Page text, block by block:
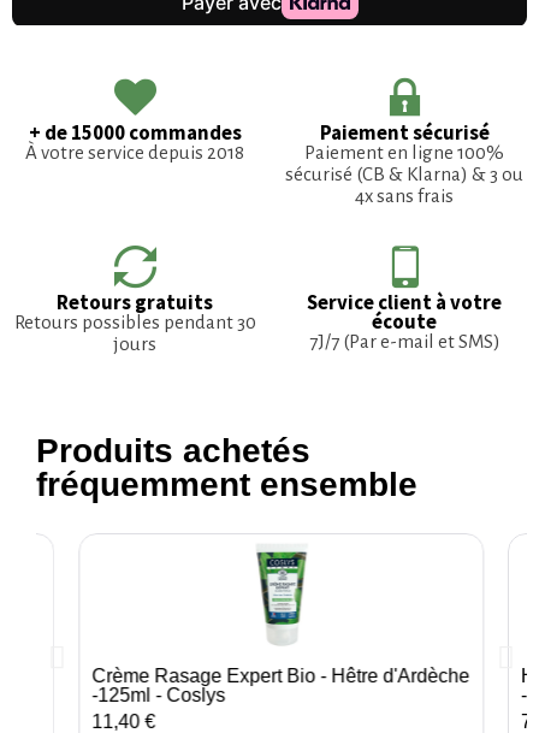
+ de 15000 commandes
À votre service depuis 2018
Paiement sécurisé
Paiement en ligne 100%
sécurisé (CB & Klarna) & 3 ou
4x sans frais
Retours gratuits
Retours possibles pendant 30
jours
Service client à votre
écoute
7J/7 (Par e-mail et SMS)
Produits achetés
fréquemment ensemble
Aperçu rapide
Crème Rasage Expert Bio - Hêtre d'Ardèche
-125ml - Coslys
11,40 €
-